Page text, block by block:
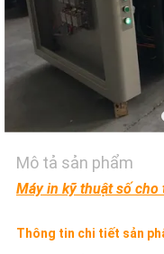
TẤT
CẢ
CÁC
HỢP
COMPANY
NEWS
Mô tả sản phẩm
Máy in kỹ thuật số cho
Thông tin chi tiết sản